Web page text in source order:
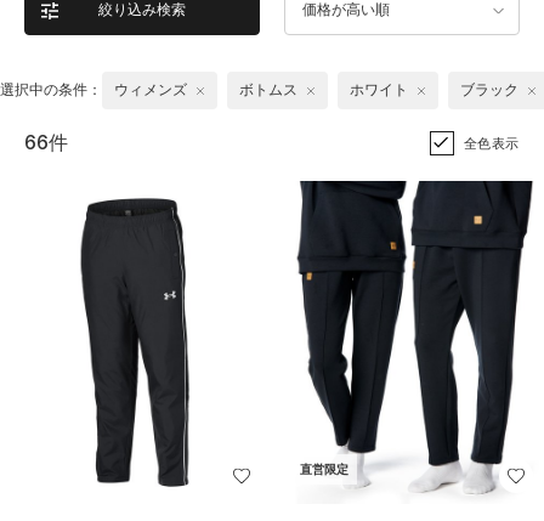
絞り込み検索 価格が高い順
選択中の条件： ウィメンズ ボトムス ホワイト ブラック
66件 全色表示
直営限定